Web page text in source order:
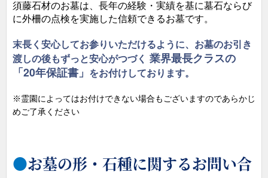
須藤石材のお墓は、長年の経験・実績を基に墓石ならび
に外柵の点検を実施した信頼できるお墓です。
末長く安心してお参りいただけるように、お墓のお引き
渡しの後もずっと安心がつづく 業界最長クラスの
「20年保証書」 をお付けしております。
※霊園によってはお付けできない場合もございますのであらかじ
めご了承ください
お墓の形・石種に関するお問い合